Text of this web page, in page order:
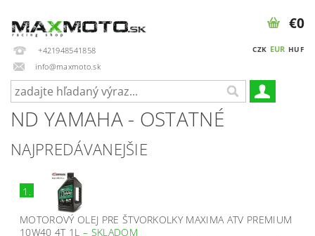
+421948541858
info@maxmoto.sk
CZK EUR HUF
€0
ND YAMAHA - OSTATNÉ
NAJPREDÁVANEJŠIE
1.
MOTOROVÝ OLEJ PRE ŠTVORKOLKY MAXIMA ATV PREMIUM
10W40 4T 1L – SKLADOM